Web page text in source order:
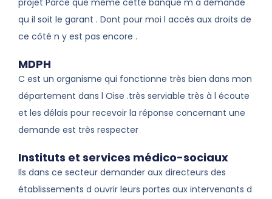
projet Parce que même cette banque m à demandé
qu il soit le garant . Dont pour moi l accès aux droits de
ce côté n y est pas encore .
MDPH
C est un organisme qui fonctionne très bien dans mon
département dans l Oise .très serviable très à l écoute
et les délais pour recevoir la réponse concernant une
demande est très respecter
Instituts et services médico-sociaux
Ils dans ce secteur demander aux directeurs des
établissements d ouvrir leurs portes aux intervenants d